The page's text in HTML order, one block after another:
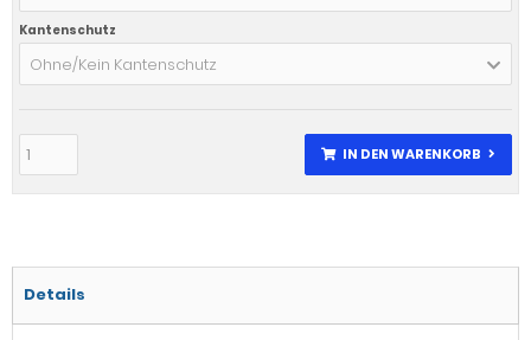
Kantenschutz
Ohne/Kein Kantenschutz
IN DEN WARENKORB
Details